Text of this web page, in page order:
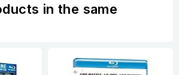
in the same